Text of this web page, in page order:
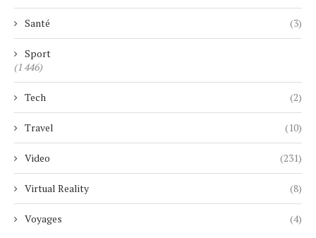
Santé (3)
Sport
(1 446)
Tech (2)
Travel (10)
Video (231)
Virtual Reality (8)
Voyages (4)